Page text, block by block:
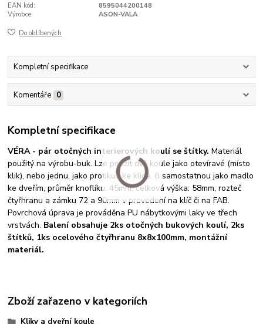
EAN kód:
8595044200148
Výrobce:
ASON-VALA
Do oblíbených
Kompletní specifikace
Komentáře 0
Kompletní specifikace
VÉRA - pár otočných interierových koulí se štítky. Materiál
použitý na výrobu-buk. Lze použít dvě koule jako otevíravé (místo
klik), nebo jednu, jako protikus ke klice, či samostatnou jako madlo
ke dveřím, průměr knoflíku: 45mm, celková výška: 58mm, rozteč
čtyřhranu a zámku 72 a 90mm v provedení na klíč či na FAB.
Povrchová úprava je prováděna PU nábytkovými laky ve třech
vrstvách. Balení obsahuje 2ks otočných bukových koulí, 2ks
štítků, 1ks ocelového čtyřhranu 8x8x100mm, montážní
materiál.
Zboží zařazeno v kategoriích
Kliky a dveřní koule